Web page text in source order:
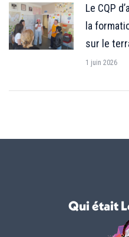
Le CQP
la
sur le
1 juin 2026
Qui était